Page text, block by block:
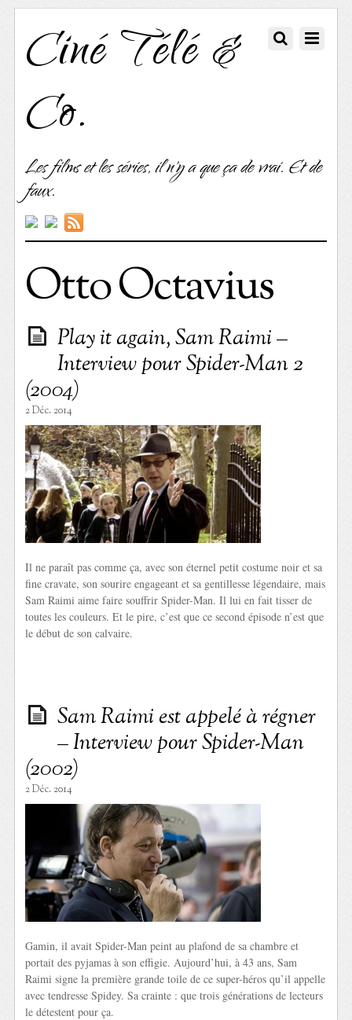
Ciné Télé &
Co.
Les films et les séries, il n'y a que ça de vrai. Et de
faux.
Otto Octavius
Play it again, Sam Raimi –
Interview pour Spider-Man 2
(2004)
2 Déc. 2014
Il ne paraît pas comme ça, avec son éternel petit costume noir et sa
fine cravate, son sourire engageant et sa gentillesse légendaire, mais
Sam Raimi aime faire souffrir Spider-Man. Il lui en fait tisser de
toutes les couleurs. Et le pire, c’est que ce second épisode n’est que
le début de son calvaire.
Sam Raimi est appelé à régner
– Interview pour Spider-Man
(2002)
2 Déc. 2014
Gamin, il avait Spider-Man peint au plafond de sa chambre et
portait des pyjamas à son effigie. Aujourd’hui, à 43 ans, Sam
Raimi signe la première grande toile de ce super-héros qu’il appelle
avec tendresse Spidey. Sa crainte : que trois générations de lecteurs
le détestent pour ça.